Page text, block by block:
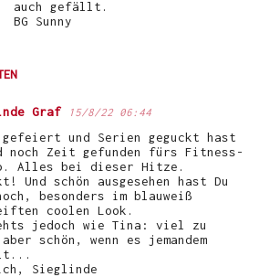
auch gefällt.
BG Sunny
Graf 15/8/22 06:44
gefeiert und Serien geguckt hast
noch Zeit gefunden fürs Fitness-
Alles bei dieser Hitze.
Und schön ausgesehen hast Du
besonders im blauweiß
coolen Look.
jedoch wie Tina: viel zu
schön, wenn es jemandem
Sieglinde